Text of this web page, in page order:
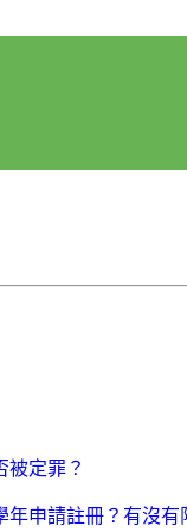
被定罪？
年申請註冊？有沒有